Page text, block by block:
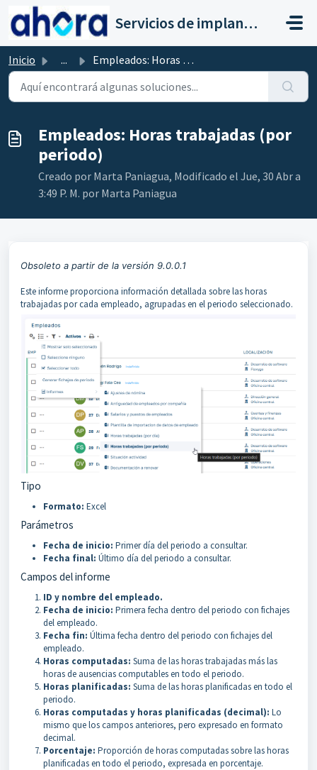
Saltar al contenido principal
Servicios de implantación a clientes de Ahora
Inicio ... Empleados: Horas trabajadas (por periodo)
Empleados: Horas trabajadas (por
periodo)
Creado por Marta Paniagua, Modificado el Jue, 30 Abr a
3:49 P. M. por Marta Paniagua
Obsoleto a partir de la versión 9.0.0.1
Este informe proporciona información detallada sobre las horas
trabajadas por cada empleado, agrupadas en el periodo seleccionado.
Tipo
Formato: Excel
Parámetros
Fecha de inicio: Primer día del periodo a consultar.
Fecha final: Último día del periodo a consultar.
Campos del informe
ID y nombre del empleado.
Fecha de inicio: Primera fecha dentro del periodo con fichajes
del empleado.
Fecha fin: Última fecha dentro del periodo con fichajes del
empleado.
Horas computadas: Suma de las horas trabajadas más las
horas de ausencias computables en todo el periodo.
Horas planificadas: Suma de las horas planificadas en todo el
periodo.
Horas computadas y horas planificadas (decimal): Lo
mismo que los campos anteriores, pero expresado en formato
decimal.
Porcentaje: Proporción de horas computadas sobre las horas
planificadas en todo el periodo, expresada en porcentaje.